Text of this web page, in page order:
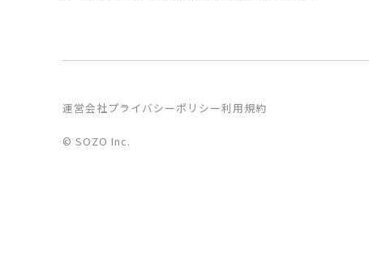
運営会社プライバシーポリシー利用規約
© SOZO Inc.